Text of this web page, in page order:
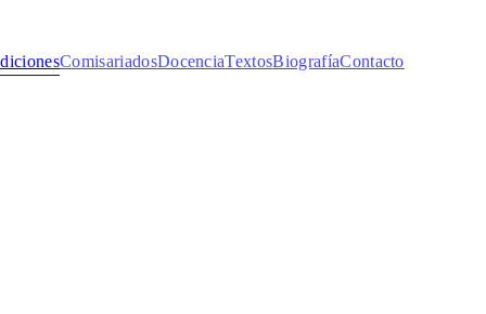
ComisariadosDocenciaTextosBiografíaContacto